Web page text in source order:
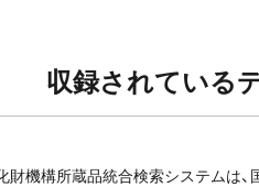
収録されている
財機構所蔵品統合検索システムは